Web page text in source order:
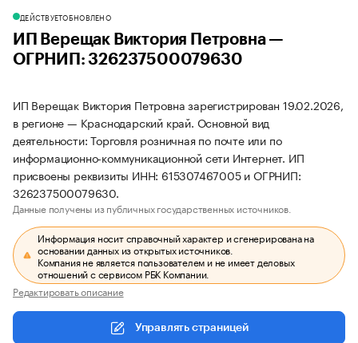
ДЕЙСТВУЕТОБНОВЛЕНО
ИП Верещак Виктория Петровна —
ОГРНИП: 326237500079630
ИП Верещак Виктория Петровна зарегистрирован 19.02.2026,
в регионе — Краснодарский край. Основной вид
деятельности: Торговля розничная по почте или по
информационно-коммуникационной сети Интернет. ИП
присвоены реквизиты ИНН: 615307467005 и ОГРНИП:
326237500079630.
Данные получены из публичных государственных источников.
Информация носит справочный характер и сгенерирована на
основании данных из открытых источников.
Компания не является пользователем и не имеет деловых
отношений с сервисом РБК Компании.
Редактировать описание
Управлять страницей